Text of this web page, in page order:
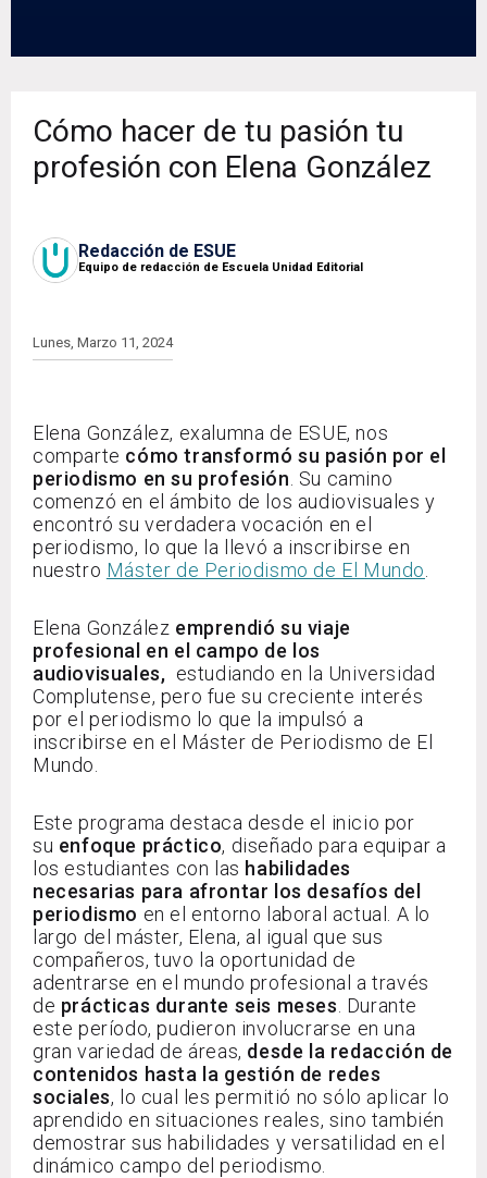
Cómo hacer de tu pasión tu
profesión con Elena González
Redacción de ESUE
Equipo de redacción de Escuela Unidad Editorial
Lunes, Marzo 11, 2024
Elena González, exalumna de ESUE, nos
comparte cómo transformó su pasión por el
periodismo en su profesión . Su camino
comenzó en el ámbito de los audiovisuales y
encontró su verdadera vocación en el
periodismo, lo que la llevó a inscribirse en
nuestro Máster de Periodismo de El Mundo
Elena González emprendió su viaje
profesional en el campo de los
audiovisuales, estudiando en la Universidad
Complutense, pero fue su creciente interés
por el periodismo lo que la impulsó a
inscribirse en el Máster de Periodismo de El
Mundo.
Este programa destaca desde el inicio por
su enfoque práctico, diseñado para equipar a
los estudiantes con las habilidades
necesarias para afrontar los desafíos del
periodismo en el entorno laboral actual. A lo
largo del máster, Elena, al igual que sus
compañeros, tuvo la oportunidad de
adentrarse en el mundo profesional a través
de prácticas durante seis meses . Durante
este período, pudieron involucrarse en una
gran variedad de áreas, desde la redacción de
contenidos hasta la gestión de redes
sociales, lo cual les permitió no sólo aplicar lo
aprendido en situaciones reales, sino también
demostrar sus habilidades y versatilidad en el
dinámico campo del periodismo.